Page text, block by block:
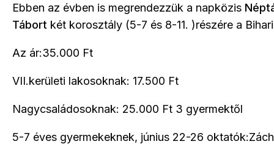
Ebben az évben is megrendezzük a napközis
Tábort két korosztály (5-7 és 8-11. )részére a
Az ár:35.000 Ft
VII.kerületi lakosoknak: 17.500 Ft
Nagycsaládosoknak: 25.000 Ft 3 gyermektől
5-7 éves gyermekeknek, június 22-26 oktatók:Zách